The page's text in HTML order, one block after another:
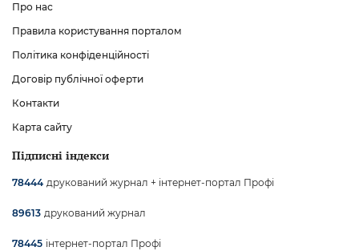
Про нас
Правила користування порталом
Політика конфіденційності
Договір публічної оферти
Контакти
Карта сайту
Підписні індекси
78444 друкований журнал + інтернет-портал Профі
89613 друкований журнал
78445 інтернет-портал Профі